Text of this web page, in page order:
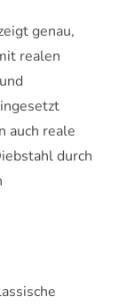
genau,
realen
auch reale
durch